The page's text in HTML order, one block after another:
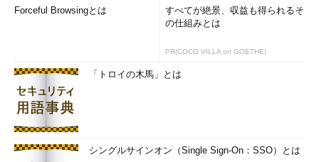
Forceful Browsingとは
すべてが絶景、収益も得られるそ
の仕組みとは
PR(COCO VILLA on GOETHE)
「トロイの木馬」とは
シングルサインオン（Single Sign-On：SSO）とは